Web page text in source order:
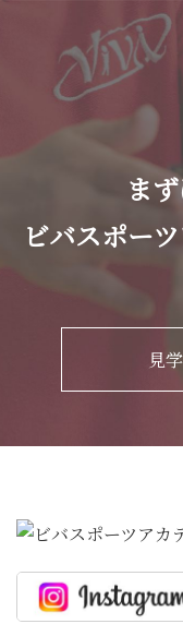
ま
ビバスポー
見